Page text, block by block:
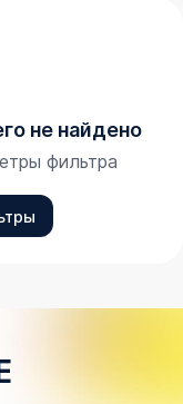
не найдено
фильтра